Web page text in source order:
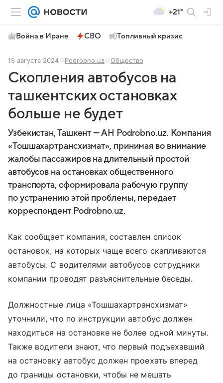
+21°
Война в Иране СВО Топливный кризис
15 августа 2024 Podrobno.uz Общество
Скопления автобусов на
ташкентских остановках
больше не будет
Узбекистан, Ташкент — АН Podrobno.uz. Компания
«Тошшахартрансхизмат», принимая во внимание
жалобы пассажиров на длительный простой
автобусов на остановках общественного
транспорта, сформировала рабочую группу
по устранению этой проблемы, передает
корреспондент Podrobno.uz.
Как сообщает компания, составлен список
остановок, на которых чаще всего скапливаются
автобусы. С водителями автобусов сотрудники
компании проводят разъяснительные беседы.
Должностные лица «Тошшахартрансхизмат»
уточнили, что по инструкции автобус должен
находиться на остановке не более одной минуты.
Также водители знают, что первый подъехавший
на остановку автобус должен проехать вперед
до границы остановки, чтобы не мешать